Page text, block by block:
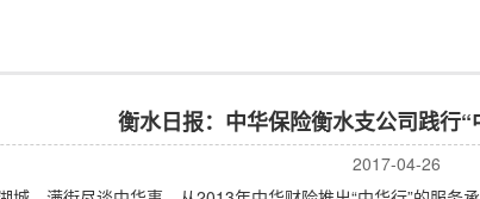
衡水日报：中华保险衡水支公司践行
2017-04-26